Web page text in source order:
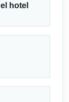
hotel